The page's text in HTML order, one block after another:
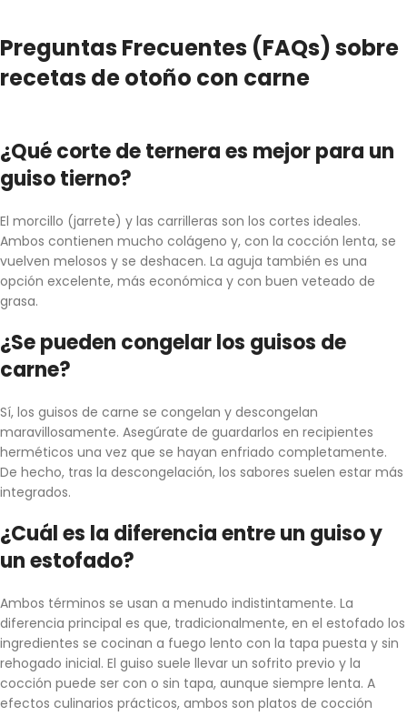
Preguntas Frecuentes (FAQs) sobre
recetas de otoño con carne
¿Qué corte de ternera es mejor para un
guiso tierno?
El morcillo (jarrete) y las carrilleras son los cortes ideales.
Ambos contienen mucho colágeno y, con la cocción lenta, se
vuelven melosos y se deshacen. La aguja también es una
opción excelente, más económica y con buen veteado de
grasa.
¿Se pueden congelar los guisos de
carne?
Sí, los guisos de carne se congelan y descongelan
maravillosamente. Asegúrate de guardarlos en recipientes
herméticos una vez que se hayan enfriado completamente.
De hecho, tras la descongelación, los sabores suelen estar más
integrados.
¿Cuál es la diferencia entre un guiso y
un estofado?
Ambos términos se usan a menudo indistintamente. La
diferencia principal es que, tradicionalmente, en el estofado los
ingredientes se cocinan a fuego lento con la tapa puesta y sin
rehogado inicial. El guiso suele llevar un sofrito previo y la
cocción puede ser con o sin tapa, aunque siempre lenta. A
efectos culinarios prácticos, ambos son platos de cocción